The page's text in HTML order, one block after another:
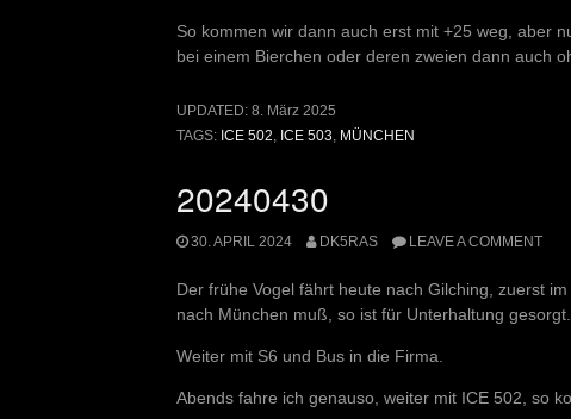
So kommen wir dann auch erst mit +25 weg, aber
bei einem Bierchen oder deren zweien dann auch
UPDATED: 8. März 2025
TAGS: ICE 502 ICE 503 MÜNCHEN
20240430
30. APRIL 2024 DK5RAS LEAVE A COMMENT
Der frühe Vogel fährt heute nach Gilching, zuerst
nach München muß, so ist für Unterhaltung gesorgt.
Weiter mit S6 und Bus in die Firma.
Abends fahre ich genauso, weiter mit ICE 502, so